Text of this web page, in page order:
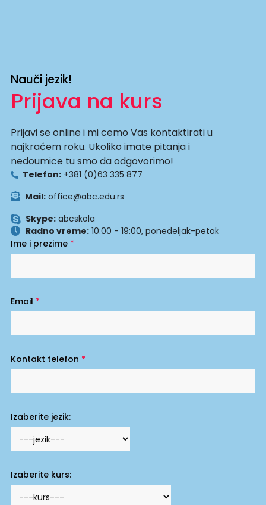
Nauči jezik!
Prijava na kurs
Prijavi se online i mi cemo Vas kontaktirati u
najkraćem roku. Ukoliko imate pitanja i
nedoumice tu smo da odgovorimo!
Telefon:+381 (0)63 335 877
Mail:office@abc.edu.rs
Skype:abcskola
Radno vreme:10:00 - 19:00, ponedeljak-petak
Ime i prezime *
Email *
Kontakt telefon *
Izaberite jezik:
Izaberite kurs: